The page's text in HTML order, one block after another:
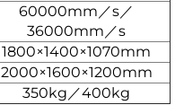
60000mm／s／
36000mm／s
1800×1400×1070mm
2000×1600×1200mm
350kg／400kg